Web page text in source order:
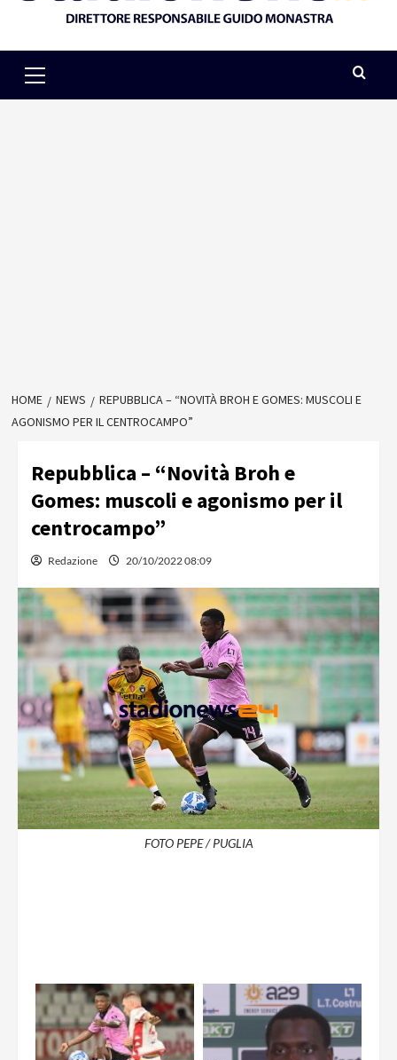
Menu
HOME NEWS
REPUBBLICA – “NOVITÀ BROH E GOMES: MUSCOLI E
AGONISMO PER IL CENTROCAMPO”
Repubblica – “Novità Broh e
Gomes: muscoli e agonismo per il
centrocampo”
Redazione 20/10/2022 08:09
FOTO PEPE / PUGLIA